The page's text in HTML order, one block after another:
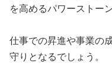
を高めるパワーストー
仕事での昇進や事業の
守りとなるでしょう。